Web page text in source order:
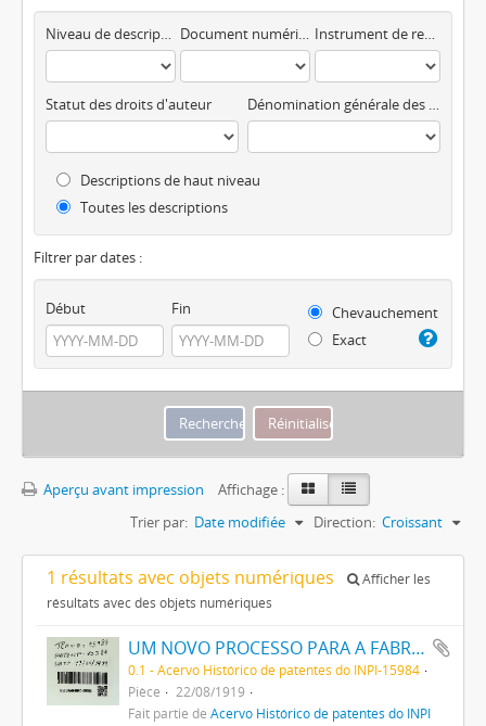
Niveau de description Document numérique disponible Instrument de recherche
Statut des droits d'auteur Dénomination générale des documents
Descriptions de haut niveau
Toutes les descriptions
Filtrer par dates :
Début Fin
Chevauchement
Exact
Aperçu avant impression
Affichage :
Trier par: Date modifiée Direction: Croissant
1 résultats avec objets numériques
Afficher les
résultats avec des objets numériques
UM NOVO PROCESSO PARA A FABRICAÇÃO DE TINTAS EM PÓ POR MEIO DA PRECIPITAÇÃO E FIXAÇÃO DE TINTAS ANILINAS SOBRE CORPOS MINERAES
0.1 - Acervo Histórico de patentes do INPI-15984
Pièce
22/08/1919
Fait partie de Acervo Histórico de patentes do INPI